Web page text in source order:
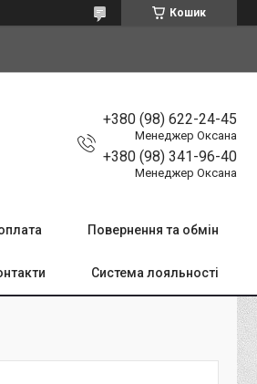
Кошик
+380 (98) 622-24-45
Менеджер Оксана
+380 (98) 341-96-40
Менеджер Оксана
Повернення та обмін
Система лояльності